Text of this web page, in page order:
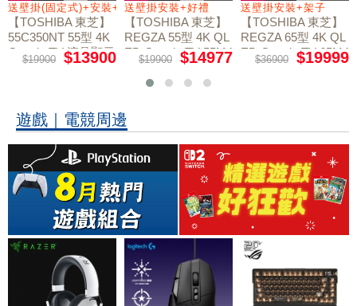
送壁掛(固定式)+安裝+好禮贈
【TOSHIBA 東芝】
55C350NT 55型 4K
Google TV 液晶顯示
器｜含壁掛(固定式)
$19900 $13900
送壁掛安裝+好禮
【TOSHIBA 東芝】
REGZA 55型 4K QL
ED Google TV 55M4
50NT液晶顯示器｜
含壁掛(固定式)+安
$19900 $14977
送壁掛安裝+架子
【TOSHIBA 東芝】
REGZA 65型 4K QL
ED Google TV 65M4
50NT液晶顯示器｜
$36900 $19999
遊戲｜電競周邊